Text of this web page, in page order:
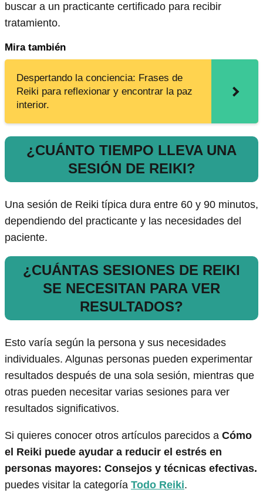
buscar a un practicante certificado para recibir
tratamiento.
Mira también
Despertando la conciencia: Frases de
Reiki para reflexionar y encontrar la paz
interior.
¿CUÁNTO TIEMPO LLEVA UNA
SESIÓN DE REIKI?
Una sesión de Reiki típica dura entre 60 y 90 minutos,
dependiendo del practicante y las necesidades del
paciente.
¿CUÁNTAS SESIONES DE REIKI
SE NECESITAN PARA VER
RESULTADOS?
Esto varía según la persona y sus necesidades
individuales. Algunas personas pueden experimentar
resultados después de una sola sesión, mientras que
otras pueden necesitar varias sesiones para ver
resultados significativos.
Si quieres conocer otros artículos parecidos a Cómo
el Reiki puede ayudar a reducir el estrés en
personas mayores: Consejos y técnicas efectivas.
puedes visitar la categoría Todo Reiki.